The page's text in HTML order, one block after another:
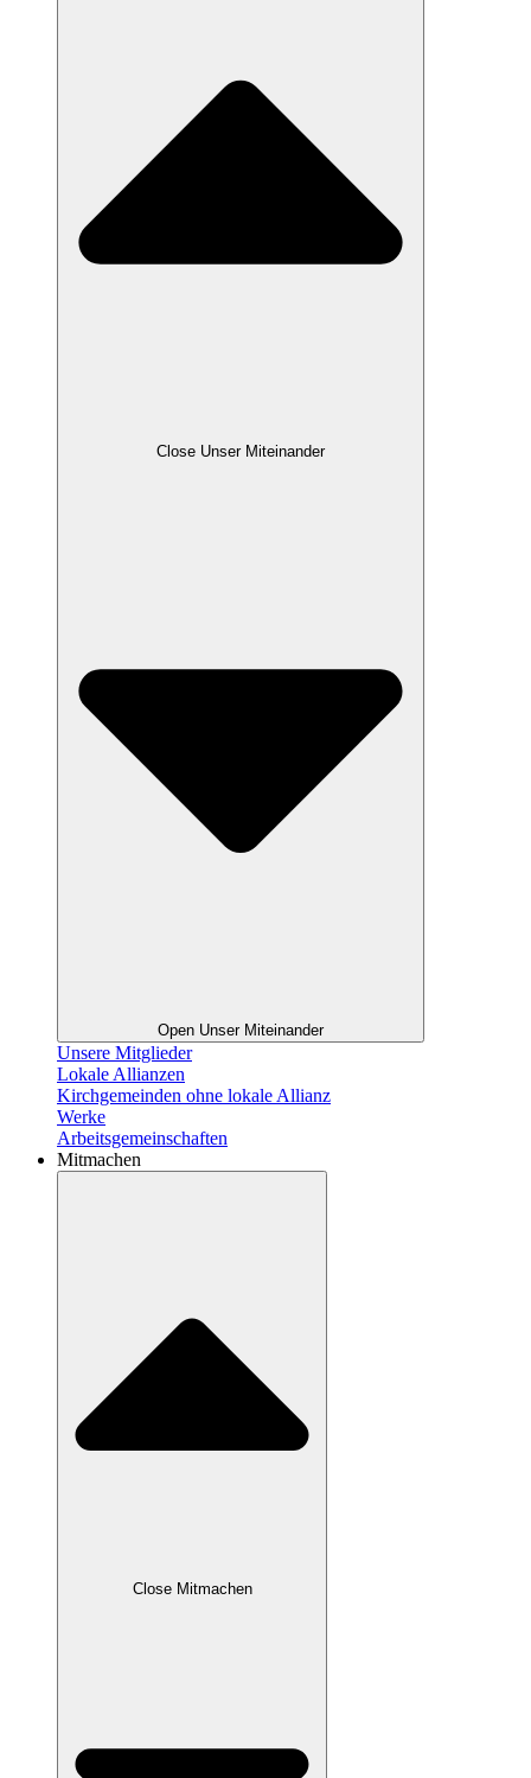
Close Unser Miteinander
Open Unser Miteinander
Unsere Mitglieder
Lokale Allianzen
Kirchgemeinden ohne lokale Allianz
Werke
Arbeitsgemeinschaften
Mitmachen
Close Mitmachen